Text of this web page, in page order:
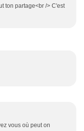
ton partage<br /> C'est
vous où peut on